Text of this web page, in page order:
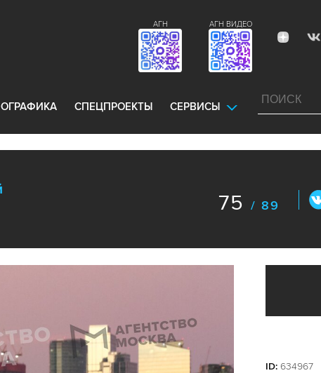
АГН ВИДЕО
АГН
СПЕЦПРОЕКТЫ СЕРВИСЫ
75 / 89
ID: 634967